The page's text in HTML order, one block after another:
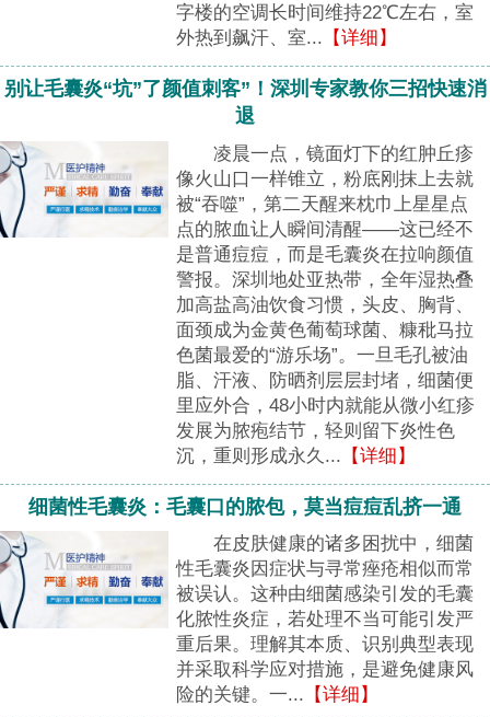
字楼的空调长时间维持22℃左右，室
外热到飙汗、室... 【详细】
别让毛囊炎“坑”了颜值刺客”！深圳专家教你三招快速消
退
凌晨一点，镜面灯下的红肿丘疹
像火山口一样锥立，粉底刚抹上去就
被“吞噬”，第二天醒来枕巾上星星点
点的脓血让人瞬间清醒——这已经不
是普通痘痘，而是毛囊炎在拉响颜值
警报。深圳地处亚热带，全年湿热叠
加高盐高油饮食习惯，头皮、胸背、
面颈成为金黄色葡萄球菌、糠秕马拉
色菌最爱的“游乐场”。一旦毛孔被油
脂、汗液、防晒剂层层封堵，细菌便
里应外合，48小时内就能从微小红疹
发展为脓疱结节，轻则留下炎性色
沉，重则形成永久... 【详细】
细菌性毛囊炎：毛囊口的脓包，莫当痘痘乱挤一通
在皮肤健康的诸多困扰中，细菌
性毛囊炎因症状与寻常痤疮相似而常
被误认。这种由细菌感染引发的毛囊
化脓性炎症，若处理不当可能引发严
重后果。理解其本质、识别典型表现
并采取科学应对措施，是避免健康风
险的关键。一... 【详细】